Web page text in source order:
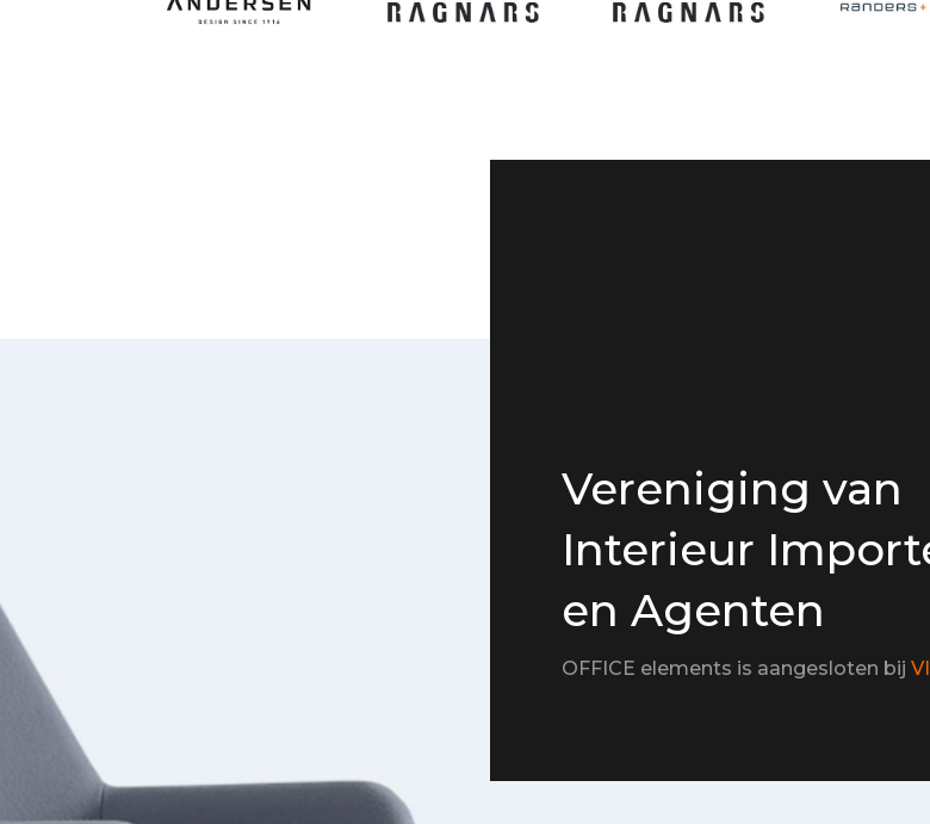
Vereniging van
Interieur
en Agenten
OFFICE elements is aangesloten bij